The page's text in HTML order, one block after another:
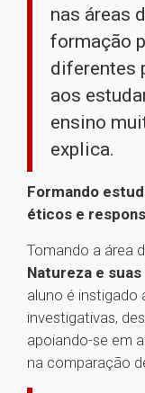
nas áreas
formação
diferentes
aos
ensino
explica.
Formando
éticos e
Tomando a área
Natureza e
aluno é instigado
investigativas,
apoiando-se em
na comparação